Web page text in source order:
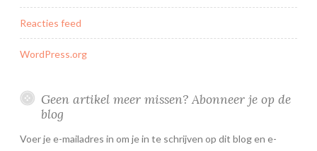
Reacties feed
WordPress.org
Geen artikel meer missen? Abonneer je op de
blog
Voer je e-mailadres in om je in te schrijven op dit blog en e-